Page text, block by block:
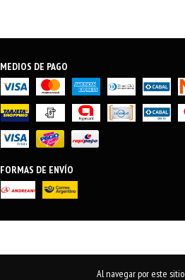
Al navegar por este sitio
MEDIOS DE PAGO
FORMAS DE ENVÍO